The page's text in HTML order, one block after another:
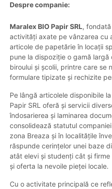
Despre companie:
Maralex BIO Papir SRL,
activități axate pe vânzarea cu
articole de papetărie în locații
pune la dispoziție o gamă
biroului și școlii, printre care se
formulare tipizate și rechizite
Pe lângă articolele disponibile
Papir SRL oferă și servicii
îndosarierea și laminarea
consolidează statutul
zona Breaza și în localitățile
răspunde cerințelor unei baze
atât elevi și studenți cât și
și oferta la nevoile pieței locale.
Cu o activitate principală ce